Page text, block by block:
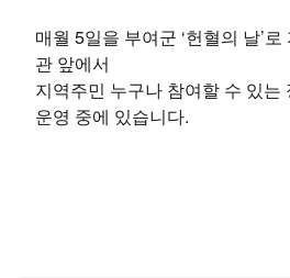
매월 5일을 부여군 ‘헌혈의 날’
관 앞에서
지역주민 누구나 참여할 수 있는
운영 중에 있습니다.